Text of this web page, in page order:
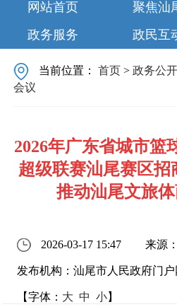
网站首页 聚焦汕
政务服务
政民互
当前位置：首页 >政务公开
会议
2026年广东省城市篮
超级联赛汕尾赛区招
推动汕尾文旅
2026-03-17 15:47 来源
发布机构：汕尾市人民政府门
【字体： 大 中 小】